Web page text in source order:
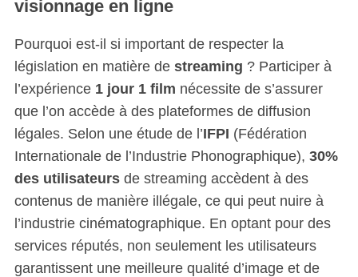
visionnage en ligne
Pourquoi est-il si important de respecter la
législation en matière de streaming ? Participer à
l’expérience 1 jour 1 film nécessite de s’assurer
que l’on accède à des plateformes de diffusion
légales. Selon une étude de l’IFPI (Fédération
Internationale de l’Industrie Phonographique), 30%
des utilisateursde streaming accèdent à des
contenus de manière illégale, ce qui peut nuire à
l’industrie cinématographique. En optant pour des
services réputés, non seulement les utilisateurs
garantissent une meilleure qualité d’image et de